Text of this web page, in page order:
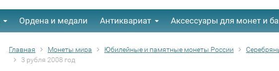
Ордена и медали Антиквариат Аксессуары для монет и
Главная Монеты мира Юбилейные и памятные монеты России
3 рубля 2008 год